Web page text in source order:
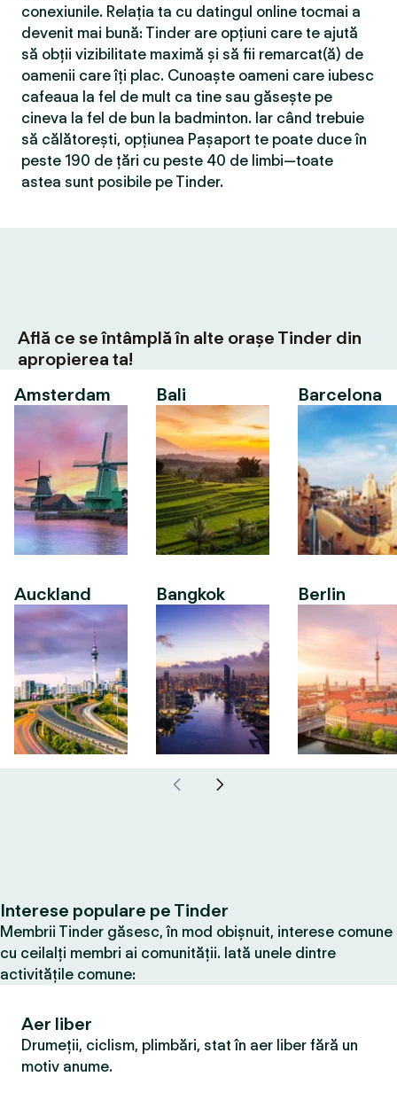
conexiunile. Relația ta cu datingul online tocmai a
devenit mai bună: Tinder are opțiuni care te ajută
să obții vizibilitate maximă și să fii remarcat(ă) de
oamenii care îți plac. Cunoaște oameni care iubesc
cafeaua la fel de mult ca tine sau găsește pe
cineva la fel de bun la badminton. Iar când trebuie
să călătorești, opțiunea Pașaport te poate duce în
peste 190 de țări cu peste 40 de limbi—toate
astea sunt posibile pe Tinder.
Află ce se întâmplă în alte orașe Tinder din
apropierea ta!
Amsterdam
Auckland
Bali
Bangkok
Barcelona
Berlin
Interese populare pe Tinder
Membrii Tinder găsesc, în mod obișnuit, interese comune
cu ceilalți membri ai comunității. Iată unele dintre
activitățile comune:
Aer liber
Drumeții, ciclism, plimbări, stat în aer liber fără un
motiv anume.